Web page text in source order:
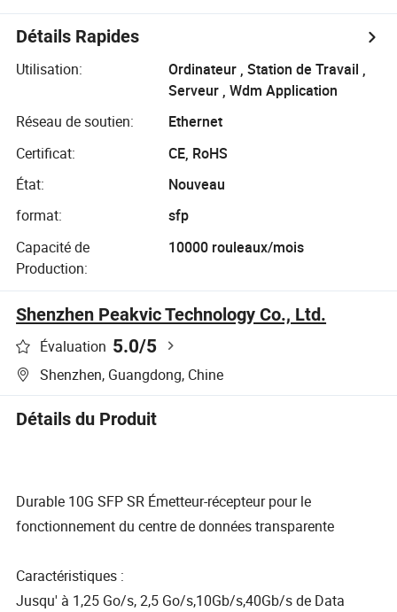
2xndr APC
Détails Rapides
Utilisation:
Ordinateur , Station de Travail ,
Serveur , Wdm Application
Réseau de soutien:
Ethernet
Certificat:
CE, RoHS
État:
Nouveau
format:
sfp
Capacité de
Production:
10000 rouleaux/mois
Shenzhen Peakvic Technology Co., Ltd.
Évaluation 5.0/5
Shenzhen, Guangdong, Chine
Détails du Produit
Durable 10G SFP SR Émetteur-récepteur pour le
fonctionnement du centre de données transparente
Caractéristiques :
Jusqu' à 1,25 Go/s, 2,5 Go/s,10Gb/s,40Gb/s de Data